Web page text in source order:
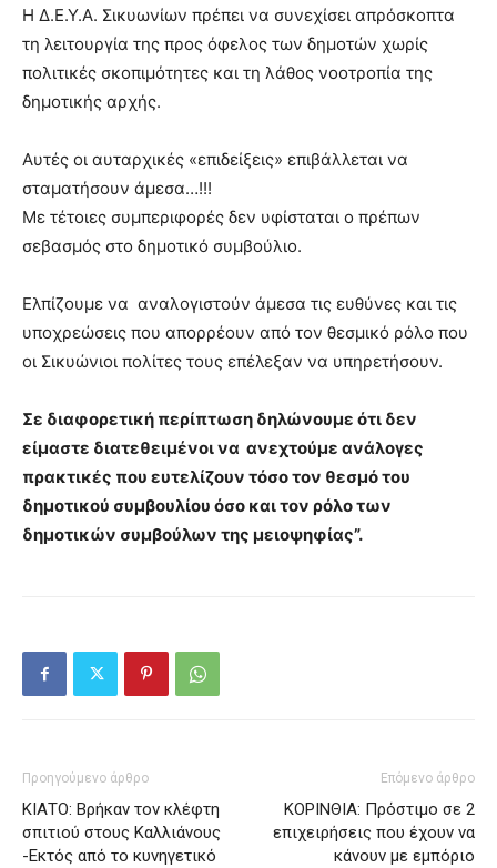
Η Δ.Ε.Υ.Α. Σικυωνίων πρέπει να συνεχίσει απρόσκοπτα
τη λειτουργία της προς όφελος των δημοτών χωρίς
πολιτικές σκοπιμότητες και τη λάθος νοοτροπία της
δημοτικής αρχής.
Αυτές οι αυταρχικές «επιδείξεις» επιβάλλεται να
σταματήσουν άμεσα…!!!
Με τέτοιες συμπεριφορές δεν υφίσταται ο πρέπων
σεβασμός στο δημοτικό συμβούλιο.
Ελπίζουμε να αναλογιστούν άμεσα τις ευθύνες και τις
υποχρεώσεις που απορρέουν από τον θεσμικό ρόλο που
οι Σικυώνιοι πολίτες τους επέλεξαν να υπηρετήσουν.
Σε διαφορετική περίπτωση δηλώνουμε ότι δεν
είμαστε διατεθειμένοι να ανεχτούμε ανάλογες
πρακτικές που ευτελίζουν τόσο τον θεσμό του
δημοτικού συμβουλίου όσο και τον ρόλο των
δημοτικών συμβούλων της μειοψηφίας”.
Προηγούμενο άρθρο
ΚΙΑΤΟ: Βρήκαν τον κλέφτη
σπιτιού στους Καλλιάνους
-Εκτός από το κυνηγετικό
Επόμενο άρθρο
ΚΟΡΙΝΘΙΑ: Πρόστιμο σε 2
επιχειρήσεις που έχουν να
κάνουν με εμπόριο